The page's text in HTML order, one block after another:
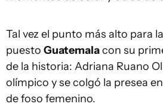
Tal vez el punto más alto para
puesto Guatemalacon su
de la historia: Adriana Ruano
olímpico y se colgó la presea
de foso femenino.